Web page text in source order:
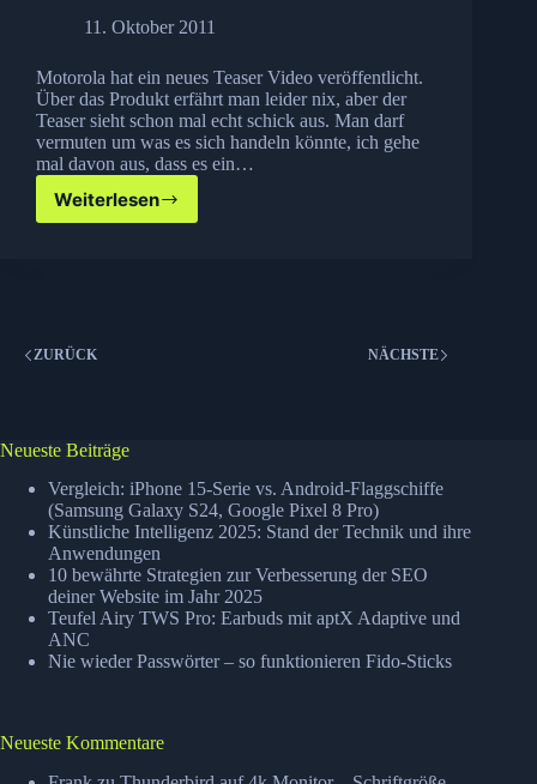
11. Oktober 2011
Motorola hat ein neues Teaser Video veröffentlicht.
Über das Produkt erfährt man leider nix, aber der
Teaser sieht schon mal echt schick aus. Man darf
vermuten um was es sich handeln könnte, ich gehe
mal davon aus, dass es ein…
Weiterlesen
Schneller,
ZURÜCK NÄCHSTE
Neueste Beiträge
Vergleich: iPhone 15-Serie vs. Android-Flaggschiffe
(Samsung Galaxy S24, Google Pixel 8 Pro)
Künstliche Intelligenz 2025: Stand der Technik und ihre
Anwendungen
10 bewährte Strategien zur Verbesserung der SEO
deiner Website im Jahr 2025
Teufel Airy TWS Pro: Earbuds mit aptX Adaptive und
ANC
Nie wieder Passwörter – so funktionieren Fido-Sticks
Neueste Kommentare